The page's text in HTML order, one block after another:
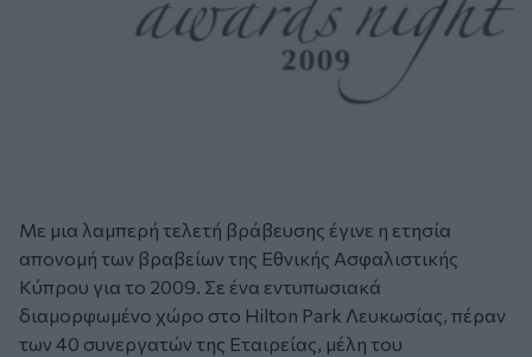
Με μια λαμπερή τελετή βράβευσης έγινε η ετησία
απονομή των βραβείων της Εθνικής Ασφαλιστικής
Κύπρου για το 2009. Σε ένα εντυπωσιακά
διαμορφωμένο χώρο στο Hilton Park Λευκωσίας, πέραν
των 40 συνεργατών της Εταιρείας, μέλη του